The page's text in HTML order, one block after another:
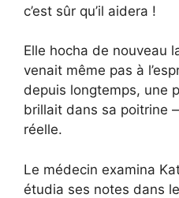
c’est sûr qu’il aidera !
Elle hocha de nouveau
venait même pas à
depuis longtemps, une
brillait dans sa poitrine
réelle.
Le médecin examina
étudia ses notes dans